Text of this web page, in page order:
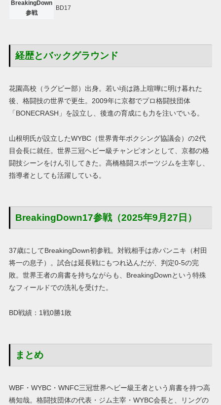
BreakingDown
参戦
BD17
経歴とバックグラウンド
花園高校（ラグビー部）出身。若い頃は路上喧嘩に明け暮れた
後、格闘技の世界で更生。2009年に京都でプロ格闘技団体
「BONECRASH」を設立し、後進の育成にも力を注いでいる。
山根明氏が設立したWYBC（世界青年ボクシング協議会）の2代
目会長に就任。世界三冠ヘビー級チャンピオンとして、京都の格
闘技シーンをけん引してきた。高橋格闘スポーツジムを主宰し、
指導者としても活躍している。
BreakingDown17参戦（2025年9月27日）
37歳にしてBreakingDown初参戦。対戦相手は赤パンニキ（村田
将一の息子）。試合は延長戦にもつれ込んだが、判定0-5の完
敗。世界王者の肩書を持ちながらも、BreakingDownという特殊
なフィールドでの洗礼を受けた。
BD戦績：1戦0勝1敗
まとめ
WBF・WYBC・WNFC三冠世界ヘビー級王者という肩書を持つ高
橋知哉。格闘技団体の代表・ジム主宰・WYBC会長と、リングの